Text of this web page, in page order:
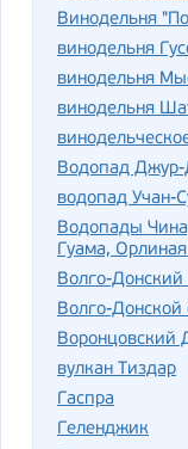
Винодельня
винодельня
винодельня
винодельня
Водопад
водопад Учан-
Водопады
Гуама,
Волго-Донский
Волго-Донской
Воронцовский
вулкан Тиздар
Гаспра
Геленджик